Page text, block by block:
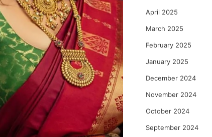
April 2025
March 2025
February 2025
January 2025
December 2024
November 2024
October 2024
September 2024